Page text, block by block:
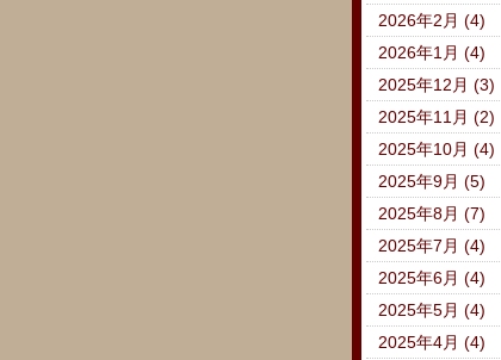
2026年2月 (4)
2026年1月 (4)
2025年12月 (3)
2025年11月 (2)
2025年10月 (4)
2025年9月 (5)
2025年8月 (7)
2025年7月 (4)
2025年6月 (4)
2025年5月 (4)
2025年4月 (4)